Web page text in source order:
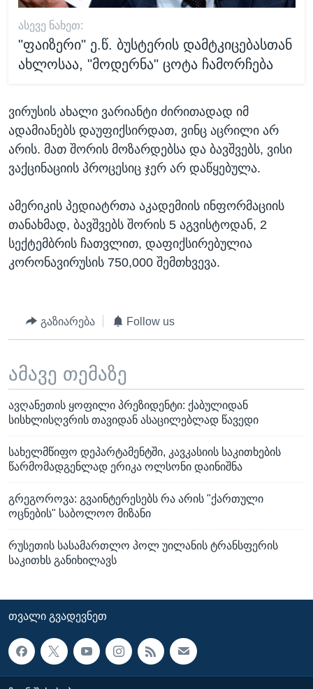
ᲐᲡᲔᲕᲔ ᲜᲐᲮᲔᲗ:
"ფაიზერი" ე.წ. ბუსტერის დამტკიცებასთან
ახლოსაა, "მოდერნა" ცოტა ჩამორჩება
ვირუსის ახალი ვარიანტი ძირითადად იმ
ადამიანებს დაუფიქსირდათ, ვინც აცრილი არ
არის. მათ შორის მოზარდებსა და ბავშვებს, ვისი
ვაქცინაციის პროცესიც ჯერ არ დაწყებულა.
ამერიკის პედიატრთა აკადემიის ინფორმაციის
თანახმად, ბავშვებს შორის 5 აგვისტოდან, 2
სექტემბრის ჩათვლით, დაფიქსირებულია
კორონავირუსის 750,000 შემთხვევა.
გაზიარება Follow us
ამავე თემაზე
ავღანეთის ყოფილი პრეზიდენტი: ქაბულიდან
სისხლისღვრის თავიდან ასაცილებლად წავედი
სახელმწიფო დეპარტამენტში, კავკასიის საკითხების
წარმომადგენლად ერიკა ოლსონი დაინიშნა
გრეგოროვა: გვაინტერესებს რა არის "ქართული
ოცნების" საბოლოო მიზანი
რუსეთის სასამართლო პოლ უილანის ტრანსფერის
საკითხს განიხილავს
ᲗᲕᲐᲚᲘ ᲒᲕᲐᲓᲔᲕᲜᲔᲗ